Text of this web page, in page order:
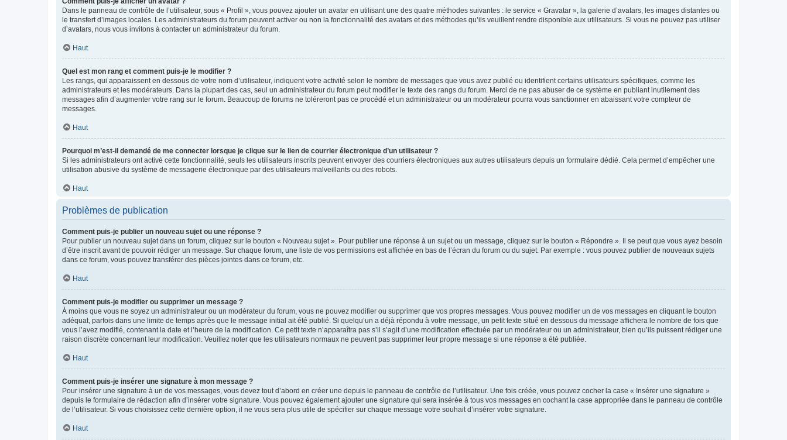
Dans le panneau de contrôle de l’utilisateur, sous « Profil », vous pouvez ajouter un avatar en utilisant une des quatre méthodes suivantes : le service « Gravatar », la galerie d’avatars, les images distantes ou
le transfert d’images locales. Les administrateurs du forum peuvent activer ou non la fonctionnalité des avatars et des méthodes qu’ils veuillent rendre disponible aux utilisateurs. Si vous ne pouvez pas utiliser
d’avatars, nous vous invitons à contacter un administrateur du forum.
Haut
Quel est mon rang et comment puis-je le modifier ?
Les rangs, qui apparaissent en dessous de votre nom d’utilisateur, indiquent votre activité selon le nombre de messages que vous avez publié ou identifient certains utilisateurs spécifiques, comme les
administrateurs et les modérateurs. Dans la plupart des cas, seul un administrateur du forum peut modifier le texte des rangs du forum. Merci de ne pas abuser de ce système en publiant inutilement des
messages afin d’augmenter votre rang sur le forum. Beaucoup de forums ne toléreront pas ce procédé et un administrateur ou un modérateur pourra vous sanctionner en abaissant votre compteur de
messages.
Haut
Pourquoi m’est-il demandé de me connecter lorsque je clique sur le lien de courrier électronique d’un utilisateur ?
Si les administrateurs ont activé cette fonctionnalité, seuls les utilisateurs inscrits peuvent envoyer des courriers électroniques aux autres utilisateurs depuis un formulaire dédié. Cela permet d’empêcher une
utilisation abusive du système de messagerie électronique par des utilisateurs malveillants ou des robots.
Haut
Problèmes de publication
Comment puis-je publier un nouveau sujet ou une réponse ?
Pour publier un nouveau sujet dans un forum, cliquez sur le bouton « Nouveau sujet ». Pour publier une réponse à un sujet ou un message, cliquez sur le bouton « Répondre ». Il se peut que vous ayez besoin
d’être inscrit avant de pouvoir rédiger un message. Sur chaque forum, une liste de vos permissions est affichée en bas de l’écran du forum ou du sujet. Par exemple : vous pouvez publier de nouveaux sujets
dans ce forum, vous pouvez transférer des pièces jointes dans ce forum, etc.
Haut
Comment puis-je modifier ou supprimer un message ?
À moins que vous ne soyez un administrateur ou un modérateur du forum, vous ne pouvez modifier ou supprimer que vos propres messages. Vous pouvez modifier un de vos messages en cliquant le bouton
adéquat, parfois dans une limite de temps après que le message initial ait été publié. Si quelqu’un a déjà répondu à votre message, un petit texte situé en dessous du message affichera le nombre de fois que
vous l’avez modifié, contenant la date et l’heure de la modification. Ce petit texte n’apparaîtra pas s’il s’agit d’une modification effectuée par un modérateur ou un administrateur, bien qu’ils puissent rédiger une
raison discrète concernant leur modification. Veuillez noter que les utilisateurs normaux ne peuvent pas supprimer leur propre message si une réponse a été publiée.
Haut
Comment puis-je insérer une signature à mon message ?
Pour insérer une signature à un de vos messages, vous devez tout d’abord en créer une depuis le panneau de contrôle de l’utilisateur. Une fois créée, vous pouvez cocher la case « Insérer une signature »
depuis le formulaire de rédaction afin d’insérer votre signature. Vous pouvez également ajouter une signature qui sera insérée à tous vos messages en cochant la case appropriée dans le panneau de contrôle
de l’utilisateur. Si vous choisissez cette dernière option, il ne vous sera plus utile de spécifier sur chaque message votre souhait d’insérer votre signature.
Haut